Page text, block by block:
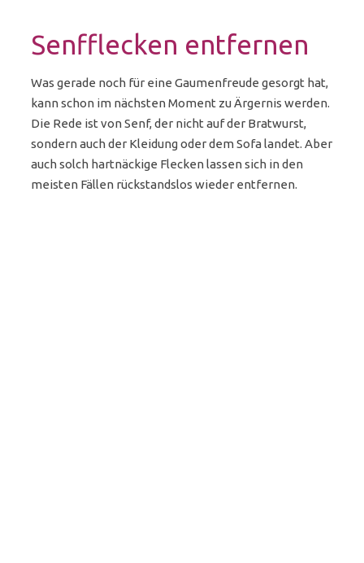
Senfflecken entfernen
Was gerade noch für eine Gaumenfreude gesorgt hat,
kann schon im nächsten Moment zu Ärgernis werden.
Die Rede ist von Senf, der nicht auf der Bratwurst,
sondern auch der Kleidung oder dem Sofa landet. Aber
auch solch hartnäckige Flecken lassen sich in den
meisten Fällen rückstandslos wieder entfernen.